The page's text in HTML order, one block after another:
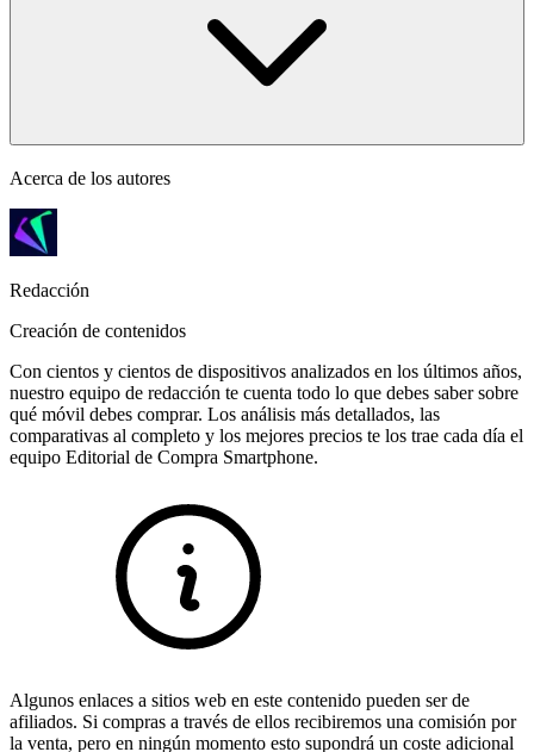
Acerca de los autores
Redacción
Creación de contenidos
Con cientos y cientos de dispositivos analizados en los últimos años,
nuestro equipo de redacción te cuenta todo lo que debes saber sobre
qué móvil debes comprar. Los análisis más detallados, las
comparativas al completo y los mejores precios te los trae cada día el
equipo Editorial de Compra Smartphone.
Algunos enlaces a sitios web en este contenido pueden ser de
afiliados. Si compras a través de ellos recibiremos una comisión por
la venta, pero en ningún momento esto supondrá un coste adicional